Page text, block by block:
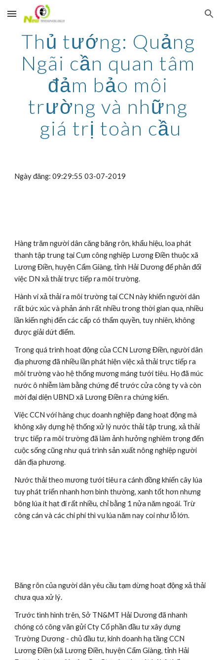
Skip to main content Skip to navigation
Thủ tướng: Quảng
Ngãi cần quan tâm
đảm bảo môi
trường và những
giá trị toàn cầu
Ngày đăng: 09:29:55 03-07-2019
Hàng trăm người dân căng băng rôn, khẩu hiệu, loa phát
thanh tập trung tại Cụm công nghiệp Lương Điền thuộc xã
Lương Điền, huyện Cẩm Giàng, tỉnh Hải Dương để phản đối
việc DN xả thải trực tiếp ra môi trường.
Hành vi xả thải ra môi trường tại CCN này khiến người dân
rất bức xúc và phản ánh rất nhiều trong thời gian qua, nhiều
lần kiến nghị đến các cấp có thẩm quyền, tuy nhiên, không
được giải dứt điểm.
Trong quá trình hoạt động của CCN Lương Điền, người dân
địa phương đã nhiều lần phát hiện việc xả thải trực tiếp ra
môi trường vào hệ thống mương máng tưới tiêu. Họ đã múc
nước ô nhiễm làm bằng chứng để trước cửa công ty và còn
mời đại diện UBND xã Lương Điền ra chứng kiến.
Việc CCN với hàng chục doanh nghiệp đang hoạt động mà
không xây dựng hệ thống xử lý nước thải tập trung, xả thải
trực tiếp ra môi trường đã làm ảnh hưởng nghiêm trọng đến
cuộc sống cũng như quá trình sản xuất nông nghiệp người
dân địa phương.
Nước thải theo mương tưới tiêu ra cánh đồng khiến cây lúa
tuy phát triển nhanh hơn bình thường, xanh tốt hơn nhưng
bông lúa ít hạt đi rất nhiều, chỉ bằng 1 nửa năm ngoái. Trừ
công cán và các chi phí thì vụ lúa năm nay coi như lỗ lớn.
Băng rôn của người dân yêu cầu tạm dừng hoạt động xả thải
chưa qua xử lý.
Trước tình hình trên, Sở TN&MT Hải Dương đã nhanh
chóng có công văn gửi Cty Cổ phần đầu tư xây dựng
Trường Dương - chủ đầu tư, kinh doanh hạ tầng CCN
Lương Điền (xã Lương Điền, huyện Cẩm Giàng, tỉnh Hải